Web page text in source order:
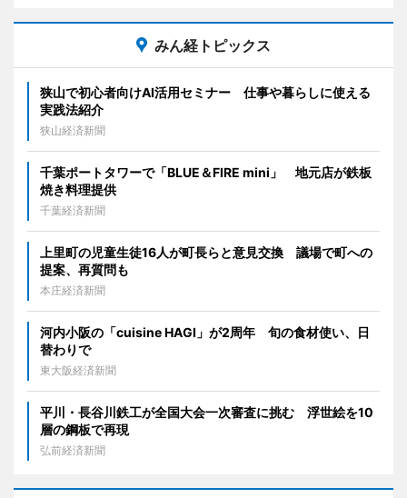
みん経トピックス
狭山で初心者向けAI活用セミナー 仕事や暮らしに使える
実践法紹介
狭山経済新聞
千葉ポートタワーで「BLUE＆FIRE mini」 地元店が鉄板
焼き料理提供
千葉経済新聞
上里町の児童生徒16人が町長らと意見交換 議場で町への
提案、再質問も
本庄経済新聞
河内小阪の「cuisine HAGI」が2周年 旬の食材使い、日
替わりで
東大阪経済新聞
平川・長谷川鉄工が全国大会一次審査に挑む 浮世絵を10
層の鋼板で再現
弘前経済新聞